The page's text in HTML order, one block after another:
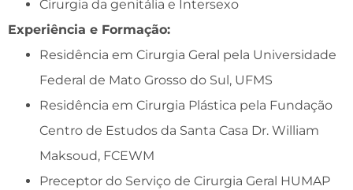
Cirurgia da genitália e Intersexo
Experiência e Formação:
Residência em Cirurgia Geral pela Universidade
Federal de Mato Grosso do Sul, UFMS
Residência em Cirurgia Plástica pela Fundação
Centro de Estudos da Santa Casa Dr. William
Maksoud, FCEWM
Preceptor do Serviço de Cirurgia Geral HUMAP